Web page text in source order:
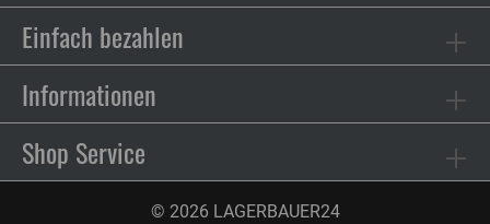
Einfach bezahlen
Informationen
Shop Service
© 2026 LAGERBAUER24